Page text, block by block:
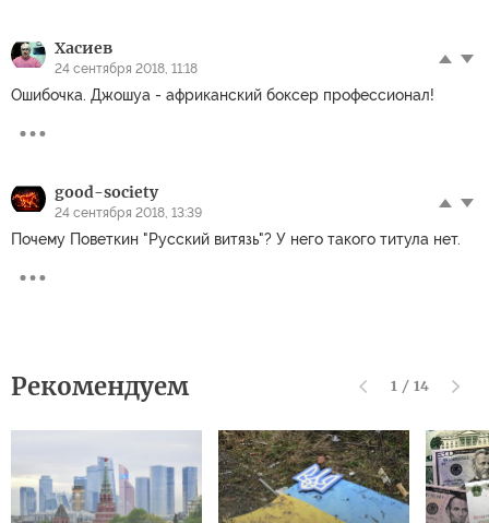
Хасиев
24 сентября 2018, 11:18
Ошибочка. Джошуа - африканский боксер профессионал!
good-society
24 сентября 2018, 13:39
Почему Поветкин "Русский витязь"? У него такого титула нет.
Рекомендуем 1 / 14